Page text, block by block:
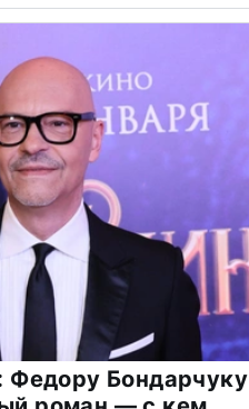
Федору Бондарчуку